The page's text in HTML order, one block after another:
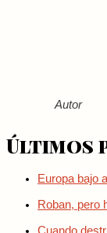
Autor
Últimos
Europa bajo
Roban, pero